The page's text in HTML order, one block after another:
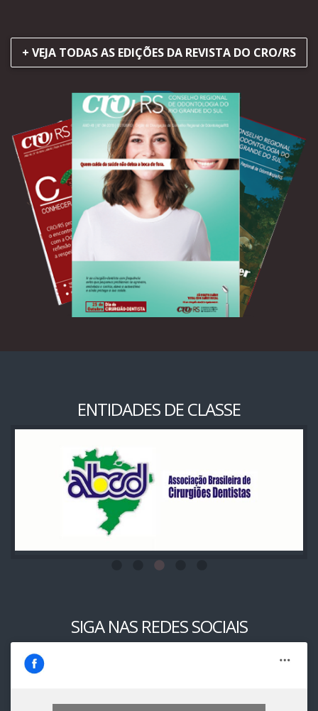
+ VEJA TODAS AS EDIÇÕES DA REVISTA DO CRO/RS
ENTIDADES DE CLASSE
SIGA NAS REDES SOCIAIS